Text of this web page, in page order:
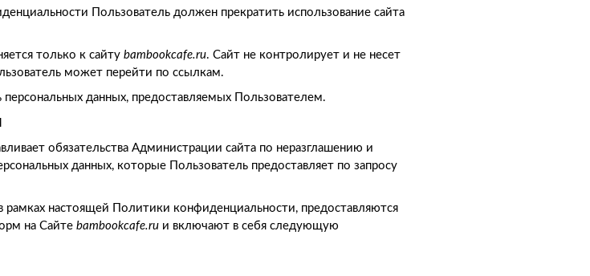
Пользователь должен прекратить использование сайта
только к сайту bambookcafe.ru. Сайт не контролирует и не несет
может перейти по ссылкам.
данных, предоставляемых Пользователем.
обязательства Администрации сайта по неразглашению и
данных, которые Пользователь предоставляет по запросу
настоящей Политики конфиденциальности, предоставляются
на Сайте bambookcafe.ru и включают в себя следующую